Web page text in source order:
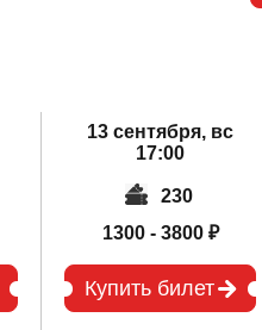
13 сентября, вс
17:00
230
1300 - 3800 ₽
Купить билет